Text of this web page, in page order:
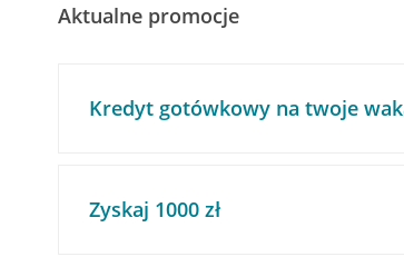
Aktualne promocje
Kredyt gotówkowy na twoje
Zyskaj 1000 zł